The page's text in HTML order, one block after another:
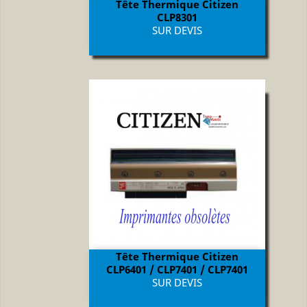
Tête Thermique Citizen
CLP8301
Prix
SUR DEVIS
Tête Thermique Citizen
CLP6401 / CLP7401 / CLP7401
Prix
SUR DEVIS